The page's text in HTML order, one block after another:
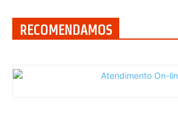
RECOMENDAMOS